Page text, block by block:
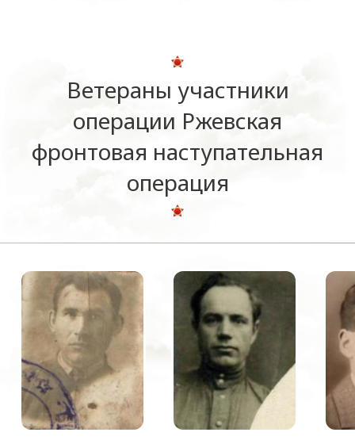
Ветераны участники
операции Ржевская
фронтовая наступательная
операция